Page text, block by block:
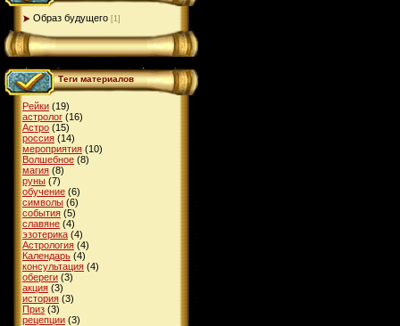
Образ будущего [1]
Теги материалов
Рейки (19)
астролог (16)
Астро (15)
россия (14)
мероприятия (10)
Волшебное (8)
магия (8)
руны (7)
обучение (6)
символы (6)
события (5)
славяне (4)
эзотерика (4)
Астрология (4)
Календарь (4)
консультация (4)
обереги (3)
акция (3)
история (3)
Приз (3)
рецепции (3)